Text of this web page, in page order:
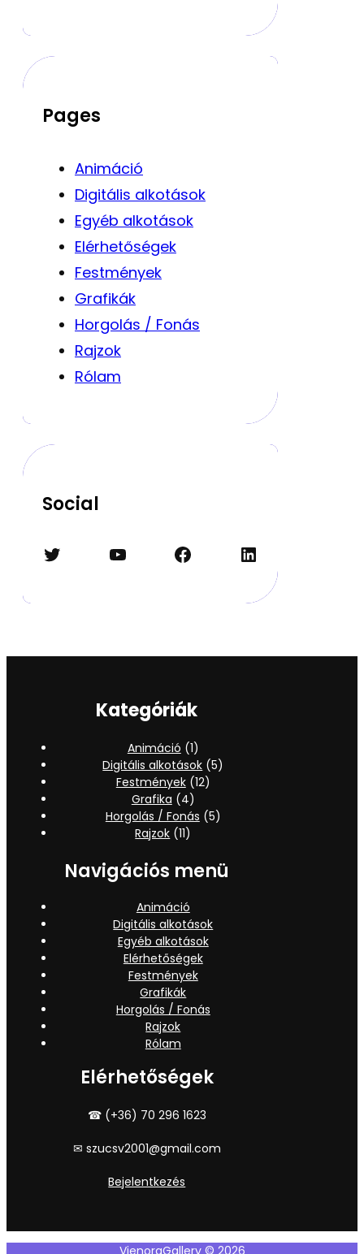
Pages
Animáció
Digitális alkotások
Egyéb alkotások
Elérhetőségek
Festmények
Grafikák
Horgolás / Fonás
Rajzok
Rólam
Social
Twitter YouTube Facebook LinkedIn
Kategóriák
Animáció (1)
Digitális alkotások (5)
Festmények(12)
Grafika (4)
Horgolás / Fonás (5)
Rajzok (11)
Navigációs menü
Animáció
Digitális alkotások
Egyéb alkotások
Elérhetőségek
Festmények
Grafikák
Horgolás / Fonás
Rajzok
Rólam
Elérhetőségek
☎ (+36) 70 296 1623
✉ szucsv2001@gmail.com
Bejelentkezés
VienoraGallery © 2026